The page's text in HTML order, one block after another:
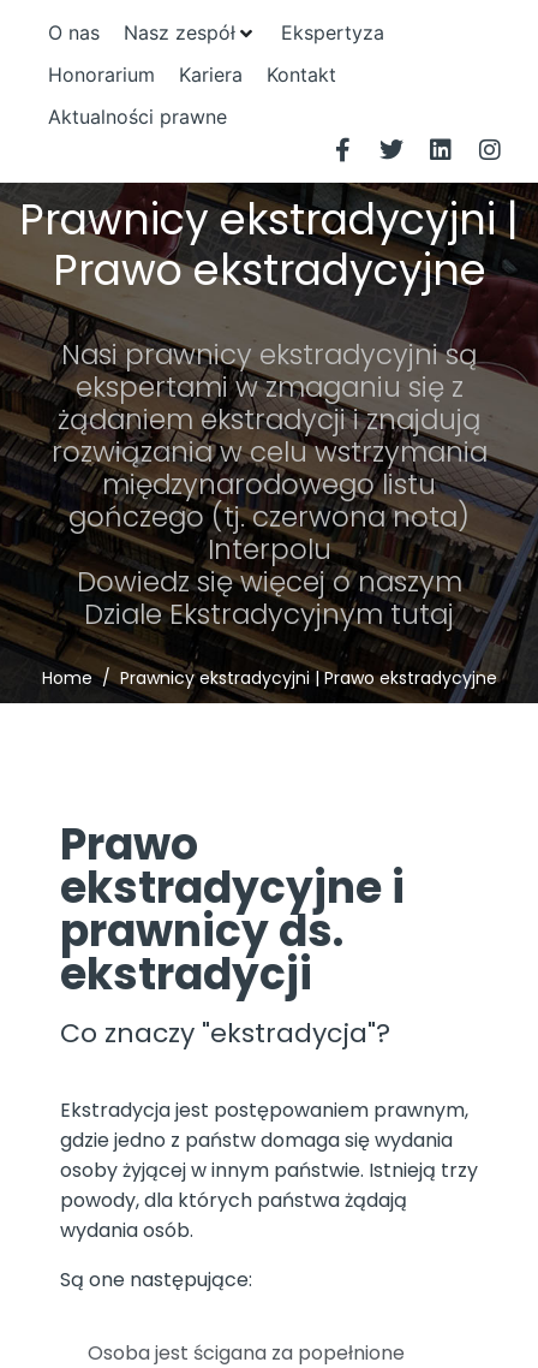
O nas Nasz zespół
Ekspertyza
Honorarium
Kariera
Kontakt
Aktualności prawne
Prawnicy ekstradycyjni |
Prawo ekstradycyjne
Nasi prawnicy ekstradycyjni są
ekspertami w zmaganiu się z
żądaniem ekstradycji i znajdują
rozwiązania w celu wstrzymania
międzynarodowego listu
gończego (tj. czerwona nota)
Interpolu
Dowiedz się więcej o naszym
Dziale Ekstradycyjnym tutaj
Home Prawnicy ekstradycyjni | Prawo ekstradycyjne
Prawo
ekstradycyjne i
prawnicy ds.
ekstradycji
Co znaczy "ekstradycja"?
Ekstradycja jest postępowaniem prawnym,
gdzie jedno z państw domaga się wydania
osoby żyjącej w innym państwie. Istnieją trzy
powody, dla których państwa żądają
wydania osób.
Są one następujące:
Osoba jest ścigana za popełnione